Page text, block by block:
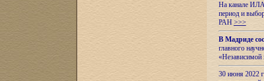
На канале
период и
РАН >>>
В Мадриде
главного
«Независимой
30 июня 2022